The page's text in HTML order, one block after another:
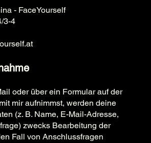
- FaceYourself
3-4
oder über ein Formular auf der
mir aufnimmst, werden deine
(z. B. Name, E-Mail-Adresse,
zwecks Bearbeitung der
Fall von Anschlussfragen